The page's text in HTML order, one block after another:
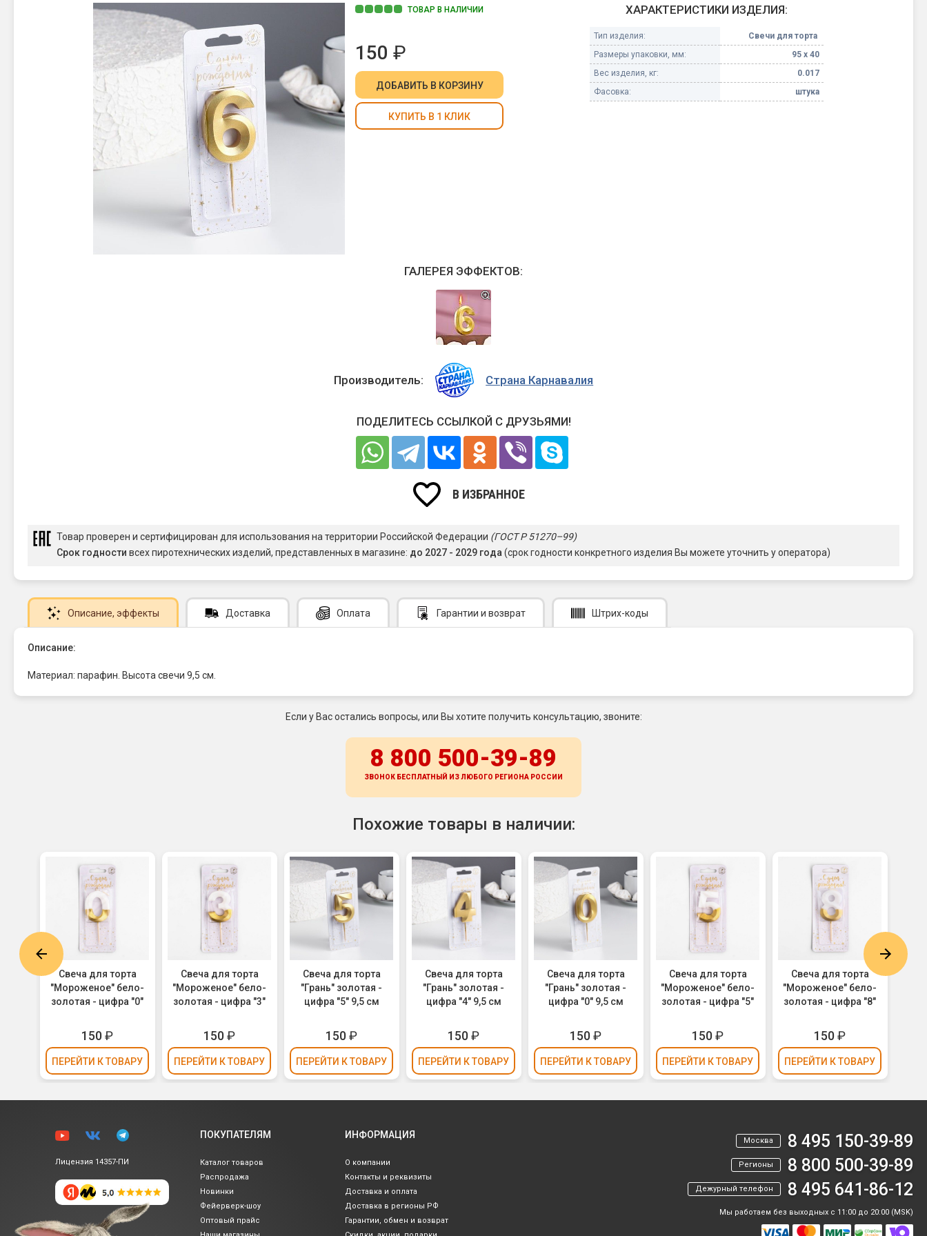
Новинки 2025/26
Фейерверки на свадьбу
Фейерверк-шоу
Батареи салютов
Цветной дым
Батареи салютов
Петарды
Фитильные
Лимонки, гранаты
Корсары
Летающие и наземные
Цветной дым и огонь
Бенгальские огни малые
Бенгальские огни большие
Фестивальные шары
Небесные фонарики
Оборудование для
ТОВАР В НАЛИЧИИ
150 ₽
ДОБАВИТЬ В КОРЗИНУ
КУПИТЬ В 1 КЛИК
ХАРАКТЕРИСТИКИ ИЗДЕЛИЯ:
Тип изделия:
Свечи для торта
Размеры упаковки, мм:
95 х 40
Вес изделия, кг:
0.017
Фасовка:
штука
ГАЛЕРЕЯ ЭФФЕКТОВ:
Производитель: Страна Карнавалия
ПОДЕЛИТЕСЬ ССЫЛКОЙ С ДРУЗЬЯМИ!
В ИЗБРАННОЕ
Товар проверен и сертифицирован для использования на территории Российской Федерации (ГОСТ Р 51270–99)
Срок годности всех пиротехнических изделий, представленных в магазине: до 2027 - 2029 года (срок годности конкретного изделия Вы можете уточнить у оператора)
Описание, эффекты Доставка Оплата Гарантии и возврат Штрих-коды
Описание:
Материал: парафин. Высота свечи 9,5 см.
Если у Вас остались вопросы, или Вы хотите получить консультацию, звоните:
8 800 500-39-89
ЗВОНОК БЕСПЛАТНЫЙ ИЗ ЛЮБОГО РЕГИОНА РОССИИ
Похожие товары в наличии:
Свеча для торта
"Мороженое" бело-
золотая - цифра "0"
150₽
ПЕРЕЙТИ К ТОВАРУ
Свеча для торта
"Мороженое" бело-
золотая - цифра "3"
150₽
ПЕРЕЙТИ К ТОВАРУ
Свеча для торта
"Грань" золотая -
цифра "5" 9,5 см
150₽
ПЕРЕЙТИ К ТОВАРУ
Свеча для торта
"Грань" золотая -
цифра "4" 9,5 см
150₽
ПЕРЕЙТИ К ТОВАРУ
Свеча для торта
"Грань" золотая -
цифра "0" 9,5 см
150₽
ПЕРЕЙТИ К ТОВАРУ
Свеча для торта
"Мороженое" бело-
золотая - цифра "5"
150₽
ПЕРЕЙТИ К ТОВАРУ
Свеча для торта
"Мороженое" бело-
золотая - цифра "8"
150₽
ПЕРЕЙТИ К ТОВАРУ
Лицензия 14357-ПИ
ПОКУПАТЕЛЯМ
Каталог товаров
Распродажа
Новинки
Фейерверк-шоу
Оптовый прайс
ИНФОРМАЦИЯ
О компании
Контакты и реквизиты
Доставка и оплата
Доставка в регионы РФ
Гарантии, обмен и возврат
Москва 8 495 150-39-89
Регионы 8 800 500-39-89
Дежурный телефон 8 495 641-86-12
Мы работаем без выходных с 11:00 до 20:00 (MSK)